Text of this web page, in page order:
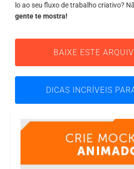
lo ao seu fluxo de trabalho criativo?
gente te mostra!
BAIXE ESTE
DICAS INCRÍVEIS